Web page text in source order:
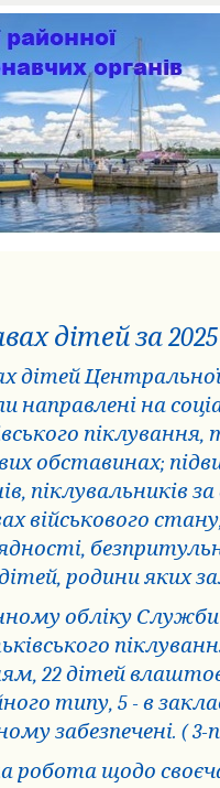
дітей за 2025
дітей
направлені на
піклування,
обставинах;
піклувальників
військового
родини яких
обліку Служби
22 дітей
типу, 5 - в
забезпечені. (
робота щодо